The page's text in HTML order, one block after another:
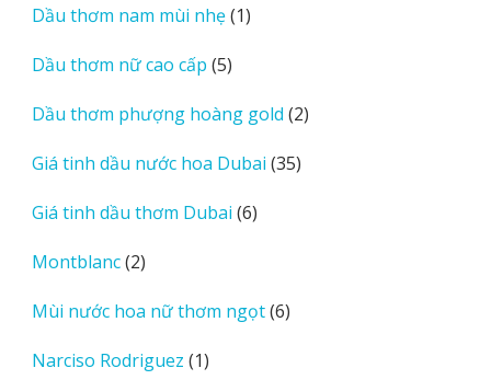
phẩm
Dầu thơm nam mùi nhẹ 11
Dầu thơm nữ cao cấp 55
phẩm
Dầu thơm phượng hoàng gold 22
Giá tinh dầu nước hoa Dubai 3535
Giá tinh dầu thơm Dubai 66
Montblanc 22
phẩm
Mùi nước hoa nữ thơm ngọt 66
Narciso Rodriguez 11